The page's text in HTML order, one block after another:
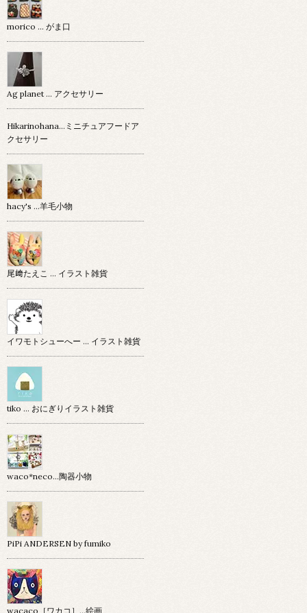
morico … がま口
Ag planet … アクセサリー
Hikarinohana…ミニチュアフードア
クセサリー
hacy's …羊毛小物
尾﨑たえこ … イラスト雑貨
イワモトシューへー … イラスト雑貨
tiko … おにぎりイラスト雑貨
waco*neco...陶器小物
PiPi ANDERSEN by fumiko
wacaco［ワカコ］…絵画